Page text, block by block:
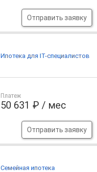
Отправить заявку
Платеж
50 631 ₽ / мес
Отправить заявку
Ипотека для IT-специалистов
Семейная ипотека